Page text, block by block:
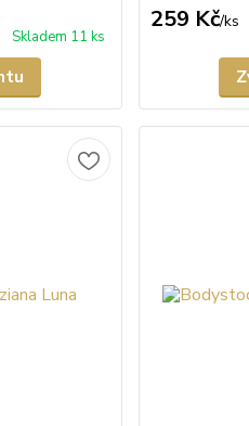
Skladem 11 ks
259 Kč/ks